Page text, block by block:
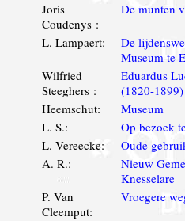
Joris
Coudenys :
De munten
L. Lampaert:
De
Museum te
Wilfried
Steeghers :
Eduardus
(1820-1899)
Heemschut: Museum
L. S.:
Op bezoek
L. Vereecke:
Oude
A. R.:
Nieuw
Knesselare
P. Van
Cleemput:
Vroegere